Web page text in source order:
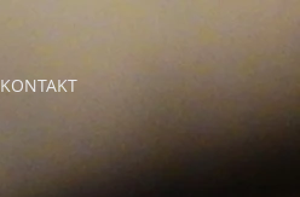
KONTAKT